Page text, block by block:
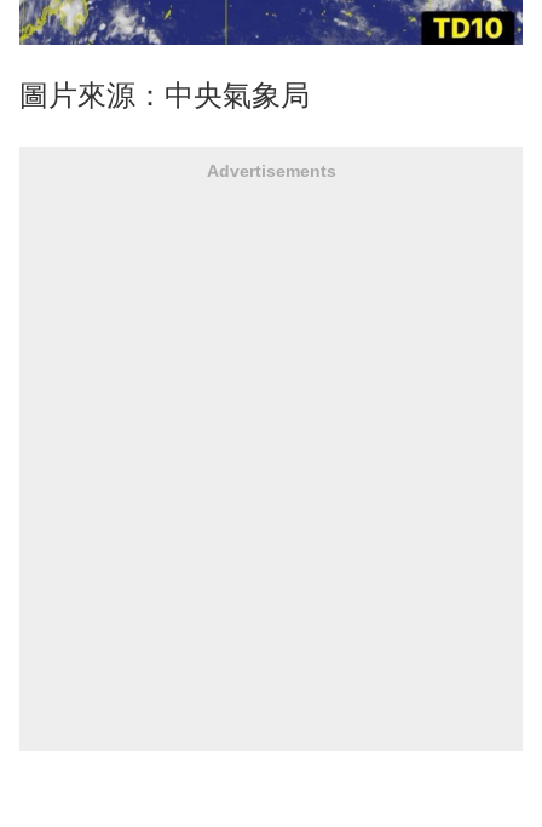
圖片來源：中央氣象局
Advertisements